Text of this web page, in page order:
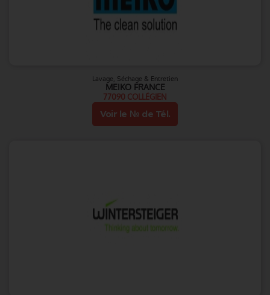
Lavage, Séchage & Entretien
MEIKO FRANCE
77090 COLLÉGIEN
Voir le № de Tél.